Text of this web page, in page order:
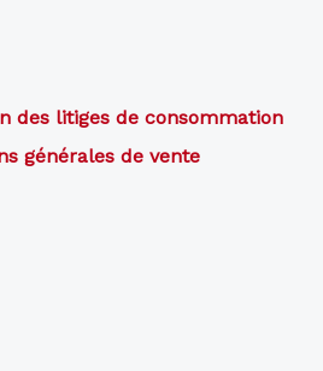
peuvent
des litiges de consommation
générales de vente